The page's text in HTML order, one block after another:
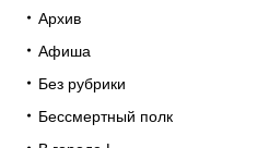
Архив
Афиша
Без рубрики
Бессмертный полк